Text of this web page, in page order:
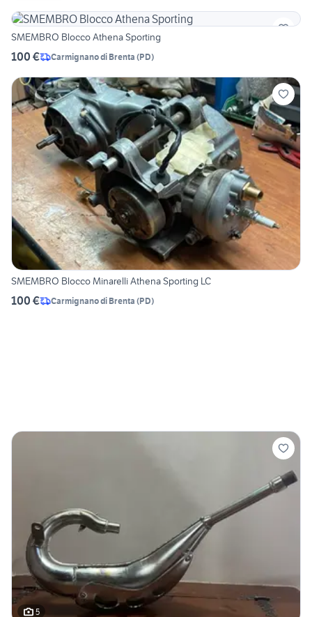
SMEMBRO Blocco Athena Sporting
100 € Carmignano di Brenta (PD)
SMEMBRO Blocco Minarelli Athena Sporting LC
100 € Carmignano di Brenta (PD)
5